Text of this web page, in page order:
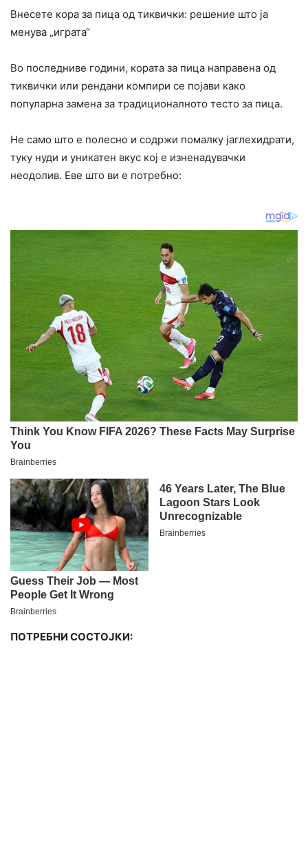
Внесете кора за пица од тиквички: решение што ја
менува „играта“
Во последниве години, кората за пица направена од
тиквички или рендани компири се појави како
популарна замена за традиционалното тесто за пица.
Не само што е полесно и содржи помалку јаглехидрати,
туку нуди и уникатен вкус кој е изненадувачки
неодолив. Еве што ви е потребно:
ПОТРЕБНИ СОСТОЈКИ: